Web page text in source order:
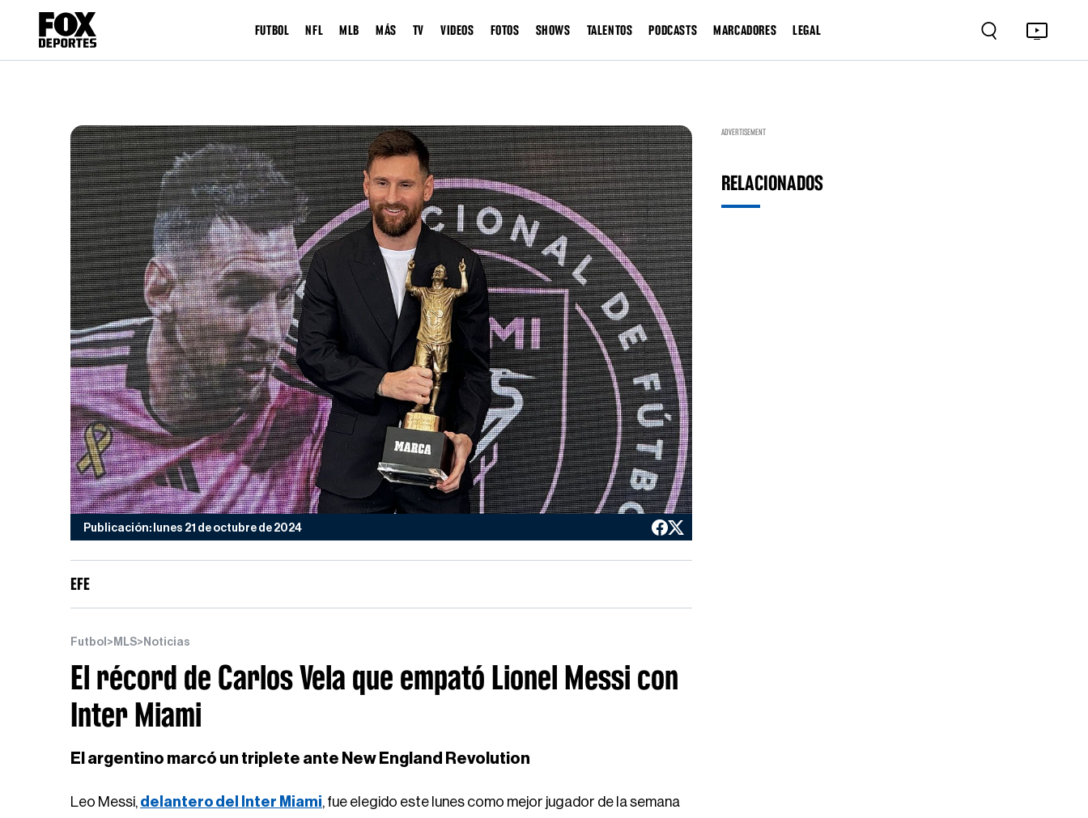
FUTBOL NFL MLB MÁS TV VIDEOS FOTOS SHOWS TALENTOS PODCASTS MARCADORES LEGAL
Publicación: lunes 21 de octubre de 2024
EFE
Futbol > MLS> Noticias
El récord de Carlos Vela que empató Lionel Messi con
Inter Miami
El argentino marcó un triplete ante New England Revolution
Leo Messi, delantero del Inter Miami, fue elegido este lunes como mejor jugador de la semana
ADVERTISEMENT
RELACIONADOS